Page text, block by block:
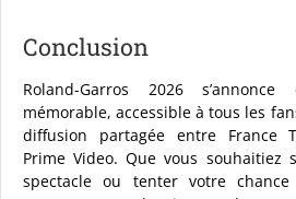
Conclusion
Roland-Garros 2026
mémorable, accessible à tous les
diffusion partagée entre France
Prime Video. Que vous souhaitiez
spectacle ou tenter votre